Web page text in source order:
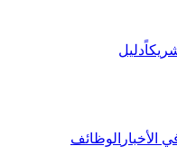
دليل
الأخبار الوظائف